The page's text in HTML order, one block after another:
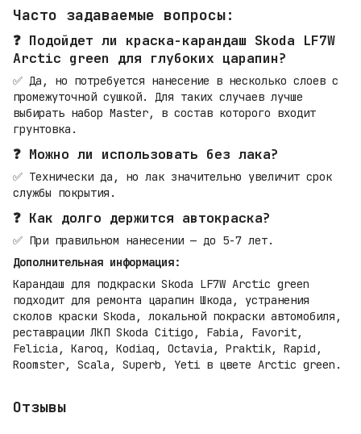
Часто задаваемые вопросы:
❓ Подойдет ли краска-карандаш Skoda LF7W
Arctic green для глубоких царапин?
✅ Да, но потребуется нанесение в несколько слоев с
промежуточной сушкой. Для таких случаев лучше
выбирать набор Master, в состав которого входит
грунтовка.
❓ Можно ли использовать без лака?
✅ Технически да, но лак значительно увеличит срок
службы покрытия.
❓ Как долго держится автокраска?
✅ При правильном нанесении — до 5-7 лет.
Дополнительная информация:
Карандаш для подкраски Skoda LF7W Arctic green
подходит для ремонта царапин Шкода, устранения
сколов краски Skoda, локальной покраски автомобиля,
реставрации ЛКП Skoda Citigo, Fabia, Favorit,
Felicia, Karoq, Kodiaq, Octavia, Praktik, Rapid,
Roomster, Scala, Superb, Yeti в цвете Arctic green.
Отзывы